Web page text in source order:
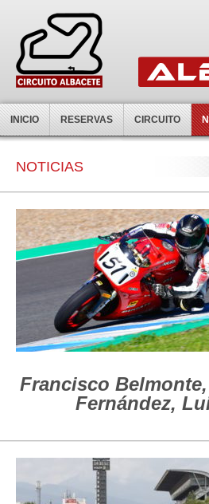
INICIO RESERVAS CIRCUITO
NOTICIAS
Francisco
Fernández,